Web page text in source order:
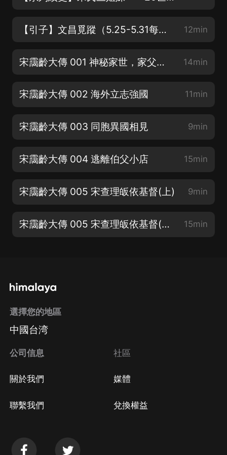
【引子】文昌覓蹤（5.25-5.31每天更新4集！） 12min
宋靄齡大傳 001 神秘家世，家父的人生轉折 14min
宋靄齡大傳 002 海外立志強國 11min
宋靄齡大傳 003 同胞異國相見 9min
宋靄齡大傳 004 逃離伯父小店 15min
宋靄齡大傳 005 宋查理皈依基督(上) 9min
宋靄齡大傳 005 宋查理皈依基督(下) 15min
選擇您的地區
中國台湾
公司信息
關於我們
聯繫我們
社區
媒體
兌換權益